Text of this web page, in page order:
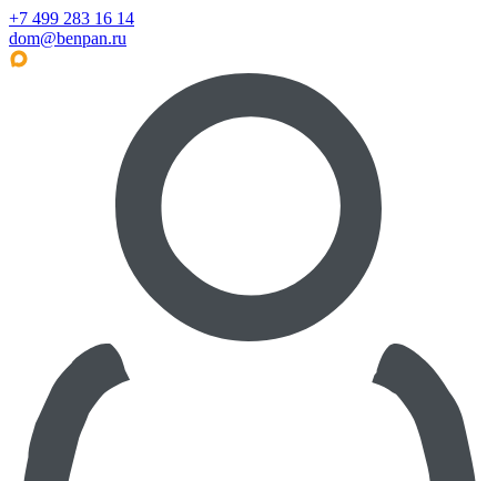
+7 499 283 16 14
dom@benpan.ru